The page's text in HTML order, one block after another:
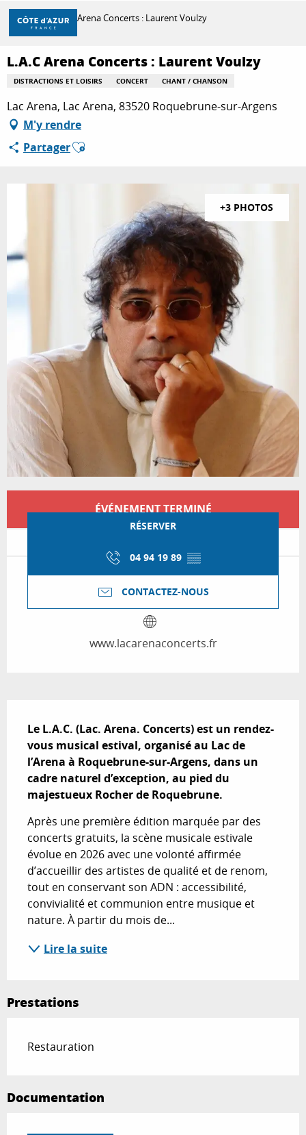
Aller
contenu
principal
DÉCOUVRIR
À FAIRE
SÉJOURNER
Accueil L.A.C Arena Concerts : Laurent Voulzy
L.A.C Arena Concerts : Laurent Voulzy
DISTRACTIONS ET LOISIRS CONCERT CHANT / CHANSON
Lac Arena, Lac Arena, 83520 Roquebrune-sur-Argens
M'y rendre
PartagerAjouter aux favoris
+3 PHOTOS
Ouverture et coordonnées
ÉVÉNEMENT TERMINÉ
RÉSERVER
04 94 19 89 ▒▒
CONTACTEZ-NOUS
www.lacarenaconcerts.fr
Le L.A.C. (Lac. Arena. Concerts) est un rendez-
vous musical estival, organisé au Lac de
l’Arena à Roquebrune-sur-Argens, dans un
cadre naturel d’exception, au pied du
majestueux Rocher de Roquebrune.
Après une première édition marquée par des
concerts gratuits, la scène musicale estivale
évolue en 2026 avec une volonté affirmée
d’accueillir des artistes de qualité et de renom,
tout en conservant son ADN : accessibilité,
convivialité et communion entre musique et
nature. À partir du mois de...
Lire la suite
Prestations
Restauration
Documentation